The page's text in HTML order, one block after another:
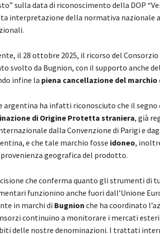
sulla data di riconoscimento della DOP
interpretazione della normativa nazionale
il 28 ottobre 2025, il ricorso del
svolto da Bugnion, con il supporto anche
infine la piena cancellazione del marchio
argentina ha infatti riconosciuto che il
di Origine Protetta straniera, già
dalla Convenzione di Parigi e
e che tale marchio fosse idoneo,
geografica del prodotto.
che conferma quanto gli strumenti di
funzionino anche fuori dall’Unione
in marchi di Bugnion che ha coordinato
continuino a monitorare i mercati
delle nostre denominazioni. I trattati